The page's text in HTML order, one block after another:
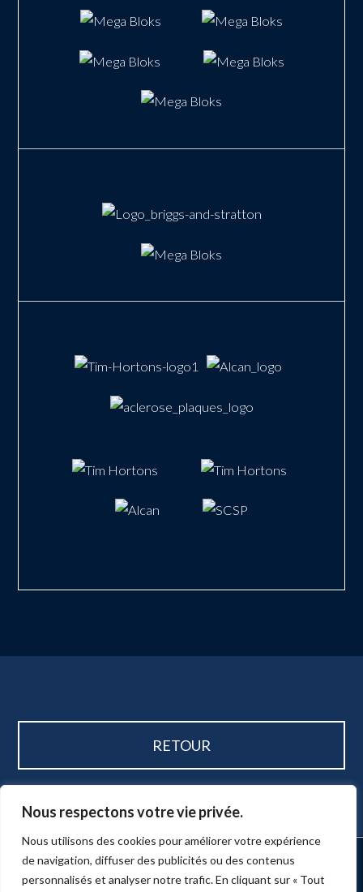
Nous respectons votre vie privée.
Nous utilisons des cookies pour améliorer votre expérience
de navigation, diffuser des publicités ou des contenus
personnalisés et analyser notre trafic. En cliquant sur « Tout
RETOUR
ACCUEIL MARKETING PRODUCTION
ÉVÉNEMENTS
SERVICES
NUMÉRISATION